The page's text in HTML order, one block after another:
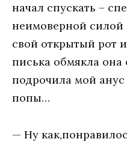
начал спускать –
неимоверной силой
свой открытый рот
писька обмякла
подрочила мой
попы…
— Ну